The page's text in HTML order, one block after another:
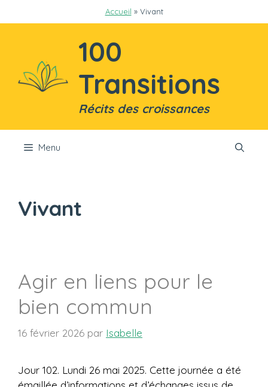
au
Accueil » Vivant
100
Transitions
Récits des croissances
Menu
Vivant
Agir en liens pour le
bien commun
16 février 2026 par Isabelle
Jour 102. Lundi 26 mai 2025. Cette journée a été